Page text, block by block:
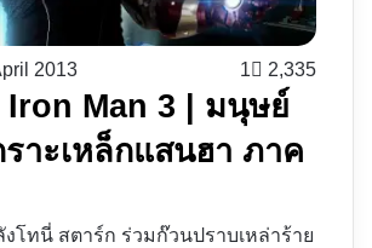
2013 1 2,335
Iron Man 3 | มนุษย์
ราะเหล็กแสนฮา ภาค
งโทนี่ สตาร์ก ร่วมก๊วนปราบเหล่าร้าย